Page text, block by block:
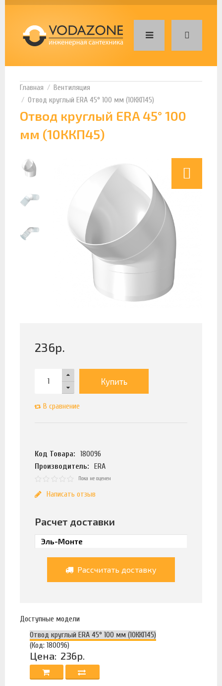
Вентиляция
Отвод круглый ERA 45° 100 мм (10ККП45)
Отвод круглый ERA 45° 100
мм (10ККП45)
236р.
Купить
В сравнение
Код Товара:
180096
Производитель:
ERA
Пока не оценен
Написать отзыв
Расчет доставки
Рассчитать доставку
Доступные модели
Отвод круглый ERA 45° 100 мм (10ККП45)
(Код: 180096)
Цена: 236р.